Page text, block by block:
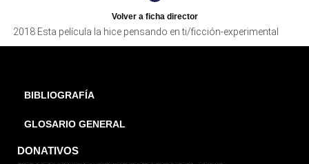
Volver a ficha director
2018 Esta película la hice pensando en ti/ficción-experimental
BIBLIOGRAFÍA
GLOSARIO GENERAL
DONATIVOS